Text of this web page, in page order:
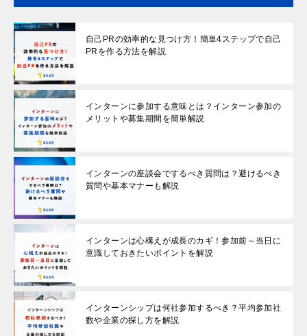
自己PRの効率的な見つけ方！簡単4ステップで自己
PRを作る方法を解説
インターンに参加する意味とは？インターン参加の
メリットや募集期間を簡単解説
インターンの座談会でするべき質問は？避けるべき
質問や基本マナーも解説
インターンは心構えが成長のカギ！参加前～当日に
意識しておきたいポイントを解説
インターンシップは何社参加するべき？平均参加社
数や企業の探し方を解説